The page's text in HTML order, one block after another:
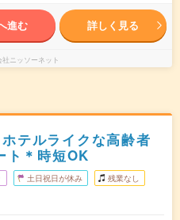
進む 詳しく見る
社ニッソーネット
テルライクな高齢者
ト＊時短OK
土日祝日が休み 残業なし